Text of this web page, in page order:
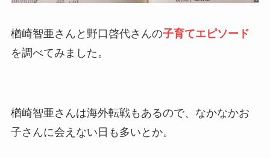
楢崎智亜さんと野口啓代さんの子育てエピソード
を調べてみました。
楢崎智亜さんは海外転戦もあるので、なかなかお
子さんに会えない日も多いとか。